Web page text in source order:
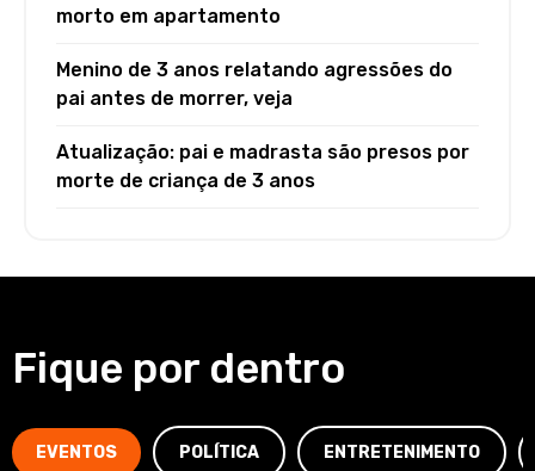
morto em apartamento
Menino de 3 anos relatando agressões do
pai antes de morrer, veja
Atualização: pai e madrasta são presos por
morte de criança de 3 anos
Fique por dentro
EVENTOS POLÍTICA ENTRETENIMENTO